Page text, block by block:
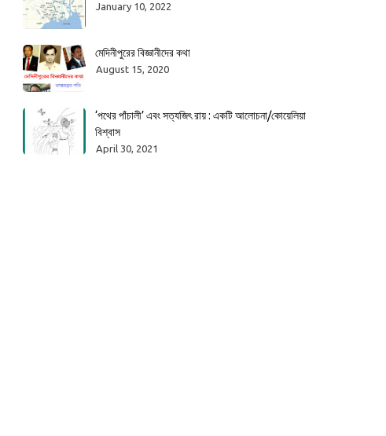
January 10, 2022
মেদিনীপুরের বিজ্ঞানীদের কথা
August 15, 2020
‘পথের পাঁচালী’ এবং সত্যজিৎ রায় : একটি আলোচনা/কোয়েলিয়া
বিশ্বাস
April 30, 2021